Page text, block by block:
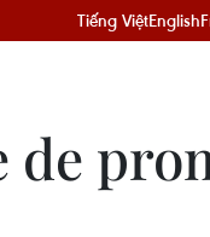
Tiếng ViệtEnglish
de